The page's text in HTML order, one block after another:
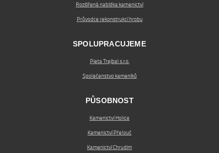
Rozšířená nabídka kamenictví
Průvodce rekonstrukcí hrobu
SPOLUPRACUJEME
Pieta Trejbal s.r.o.
Společenstvo kameníků
PŮSOBNOST
Kamenictví Holice
Kamenictví Přelouč
Kamenictví Chrudim